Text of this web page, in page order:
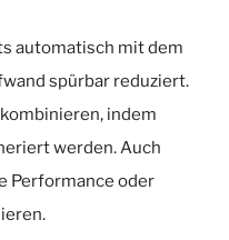
automatisch mit dem
spürbar reduziert.
indem
werden. Auch
Performance oder